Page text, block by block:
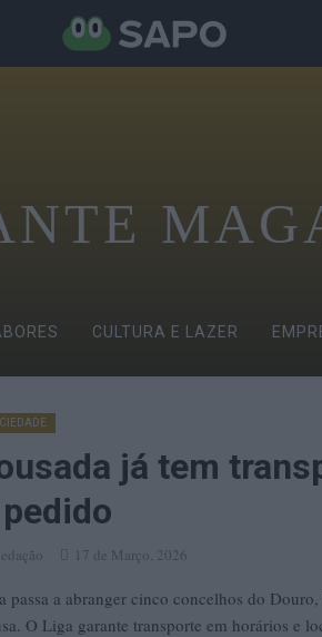
CULTURA E LAZER
já tem
17 de Março, 2026
passa a abranger cinco concelhos do Douro,
O Liga garante transporte em horários e